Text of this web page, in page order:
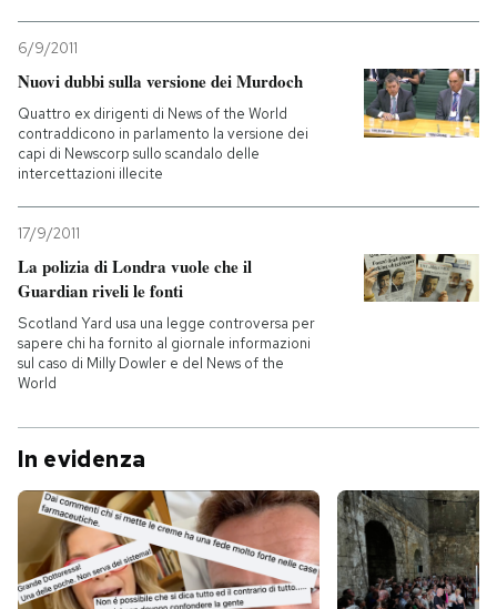
6/9/2011
Nuovi dubbi sulla versione dei Murdoch
Quattro ex dirigenti di News of the World
contraddicono in parlamento la versione dei
capi di Newscorp sullo scandalo delle
intercettazioni illecite
17/9/2011
La polizia di Londra vuole che il
Guardian riveli le fonti
Scotland Yard usa una legge controversa per
sapere chi ha fornito al giornale informazioni
sul caso di Milly Dowler e del News of the
World
In evidenza